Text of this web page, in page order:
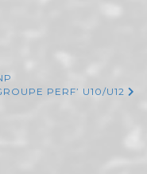
PERF’ U10/U12